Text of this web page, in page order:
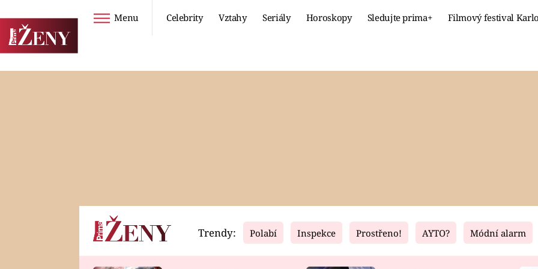
Menu Celebrity Vztahy Seriály Horoskopy Sledujte prima+ Filmový festival
Horoskopy Video Fresh Living
Trendy: Polabí Inspekce Prostřeno! AYTO? Módní alarm